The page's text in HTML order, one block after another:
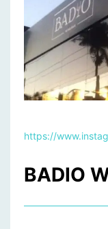
https://
BADIO